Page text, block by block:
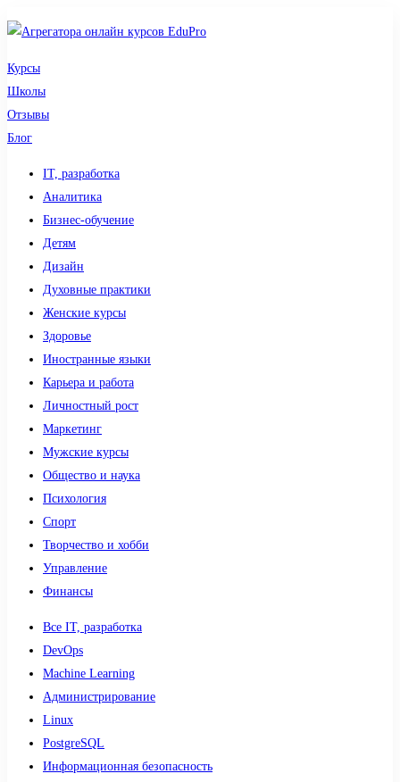
Курсы
Школы
Отзывы
Блог
IT, разработка
Аналитика
Бизнес-обучение
Детям
Дизайн
Духовные практики
Женские курсы
Здоровье
Иностранные языки
Карьера и работа
Личностный рост
Маркетинг
Мужские курсы
Общество и наука
Психология
Спорт
Творчество и хобби
Управление
Финансы
Все IT, разработка
DevOps
Machine Learning
Администрирование
Linux
PostgreSQL
Информационная безопасность